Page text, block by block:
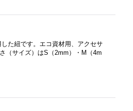
た紐です。エコ資材用、アクセサ
（サイズ）はS（2mm）・M（4m